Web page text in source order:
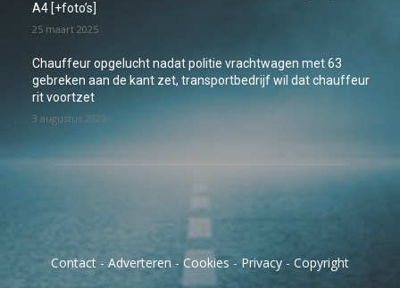
A4 [+foto’s]
25 maart 2025
Chauffeur opgelucht nadat politie vrachtwagen met 63
gebreken aan de kant zet, transportbedrijf wil dat chauffeur
rit voortzet
3 augustus 2026
Contact - Adverteren - Cookies - Privacy - Copyright